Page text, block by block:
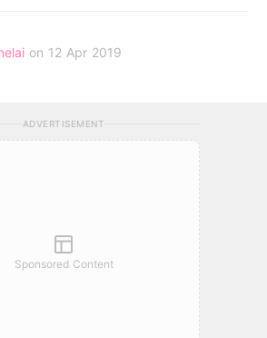
on 12 Apr 2019
ADVERTISEMENT
Sponsored Content